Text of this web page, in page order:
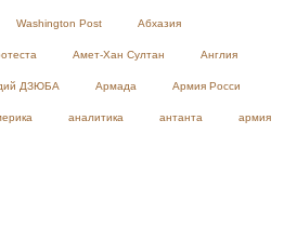
Washington Post Абхазия
Амет-Хан Султан Англия
ДЗЮБА Армада Армия Росси
аналитика антанта армия